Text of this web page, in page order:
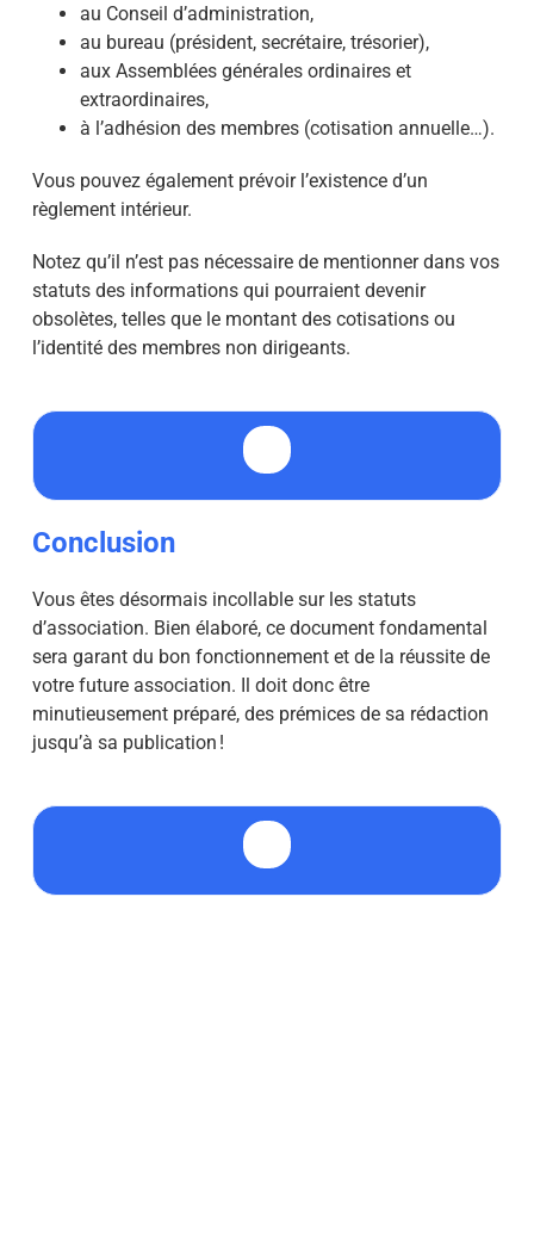
au Conseil d’administration,
au bureau (président, secrétaire, trésorier),
aux Assemblées générales ordinaires et
extraordinaires,
à l’adhésion des membres (cotisation annuelle…).
Vous pouvez également prévoir l’existence d’un
règlement intérieur.
Notez qu’il n’est pas nécessaire de mentionner dans vos
statuts des informations qui pourraient devenir
obsolètes, telles que le montant des cotisations ou
l’identité des membres non dirigeants.
Conclusion
Vous êtes désormais incollable sur les statuts
d’association. Bien élaboré, ce document fondamental
sera garant du bon fonctionnement et de la réussite de
votre future association. Il doit donc être
minutieusement préparé, des prémices de sa rédaction
jusqu’à sa publication !